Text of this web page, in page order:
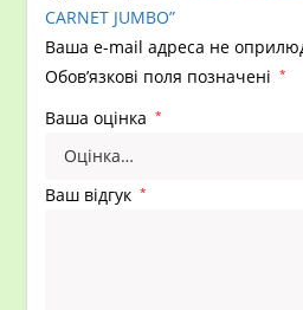
CARNET JUMBO”
Ваша e-mail адреса не
Обов’язкові поля позначені
*
Ваша оцінка *
Ваш відгук *